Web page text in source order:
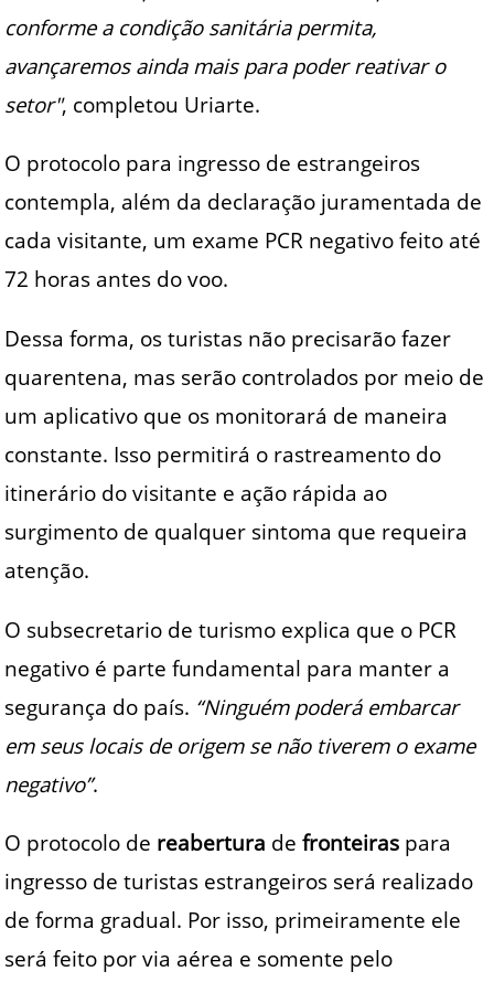
conforme a condição sanitária permita,
avançaremos ainda mais para poder reativar o
setor", completou Uriarte.
O protocolo para ingresso de estrangeiros
contempla, além da declaração juramentada de
cada visitante, um exame PCR negativo feito até
72 horas antes do voo.
Dessa forma, os turistas não precisarão fazer
quarentena, mas serão controlados por meio de
um aplicativo que os monitorará de maneira
constante. Isso permitirá o rastreamento do
itinerário do visitante e ação rápida ao
surgimento de qualquer sintoma que requeira
atenção.
O subsecretario de turismo explica que o PCR
negativo é parte fundamental para manter a
segurança do país. “Ninguém poderá embarcar
em seus locais de origem se não tiverem o exame
negativo”.
O protocolo de reabertura defronteiras para
ingresso de turistas estrangeiros será realizado
de forma gradual. Por isso, primeiramente ele
será feito por via aérea e somente pelo